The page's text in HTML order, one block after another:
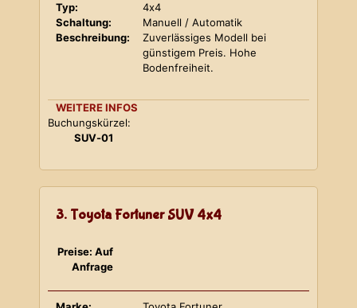
Typ:
4x4
Schaltung:
Manuell / Automatik
Beschreibung:
Zuverlässiges Modell bei
günstigem Preis. Hohe
Bodenfreiheit.
WEITERE INFOS
Buchungskürzel:
SUV-01
3. Toyota Fortuner SUV 4x4
Preise: Auf
Anfrage